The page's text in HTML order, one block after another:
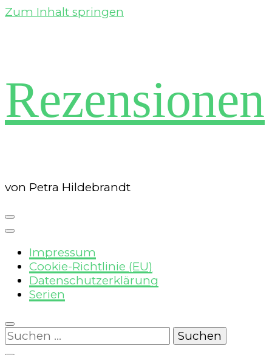
Zum Inhalt springen
Rezensionen
von Petra Hildebrandt
Impressum
Cookie-Richtlinie (EU)
Datenschutzerklärung
Serien
Suchen
nach: